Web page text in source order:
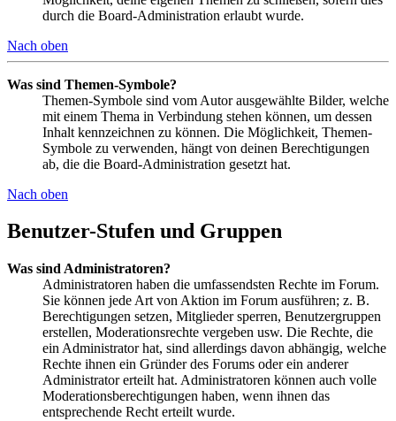
durch die Board-Administration erlaubt wurde.
Nach oben
Was sind Themen-Symbole?
Themen-Symbole sind vom Autor ausgewählte Bilder, welche
mit einem Thema in Verbindung stehen können, um dessen
Inhalt kennzeichnen zu können. Die Möglichkeit, Themen-
Symbole zu verwenden, hängt von deinen Berechtigungen
ab, die die Board-Administration gesetzt hat.
Nach oben
Benutzer-Stufen und Gruppen
Was sind Administratoren?
Administratoren haben die umfassendsten Rechte im Forum.
Sie können jede Art von Aktion im Forum ausführen; z. B.
Berechtigungen setzen, Mitglieder sperren, Benutzergruppen
erstellen, Moderationsrechte vergeben usw. Die Rechte, die
ein Administrator hat, sind allerdings davon abhängig, welche
Rechte ihnen ein Gründer des Forums oder ein anderer
Administrator erteilt hat. Administratoren können auch volle
Moderationsberechtigungen haben, wenn ihnen das
entsprechende Recht erteilt wurde.